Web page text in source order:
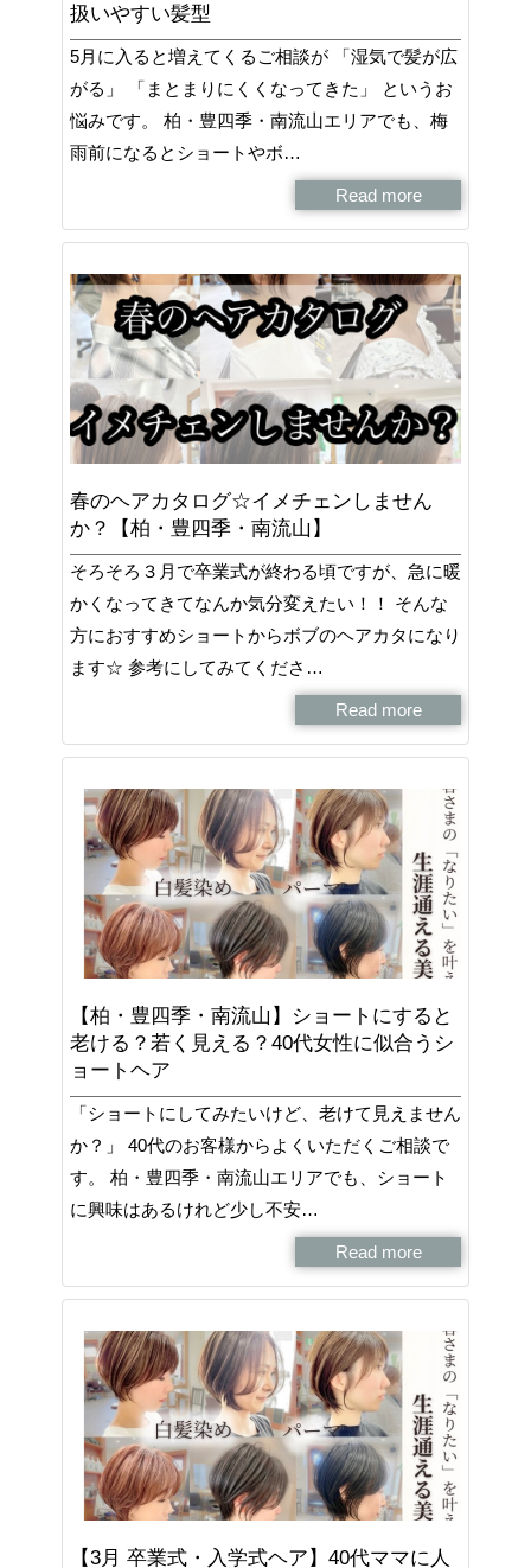
扱いやすい髪型
5月に入ると増えてくるご相談が 「湿気で髪が広
がる」 「まとまりにくくなってきた」 というお
悩みです。 柏・豊四季・南流山エリアでも、梅
雨前になるとショートやボ…
Read more
春のヘアカタログ☆イメチェンしません
か？【柏・豊四季・南流山】
そろそろ３月で卒業式が終わる頃ですが、急に暖
かくなってきてなんか気分変えたい！！ そんな
方におすすめショートからボブのヘアカタになり
ます☆ 参考にしてみてくださ…
Read more
【柏・豊四季・南流山】ショートにすると
老ける？若く見える？40代女性に似合うシ
ョートヘア
「ショートにしてみたいけど、老けて見えません
か？」 40代のお客様からよくいただくご相談で
す。 柏・豊四季・南流山エリアでも、ショート
に興味はあるけれど少し不安…
Read more
【3月 卒業式・入学式ヘア】40代ママに人